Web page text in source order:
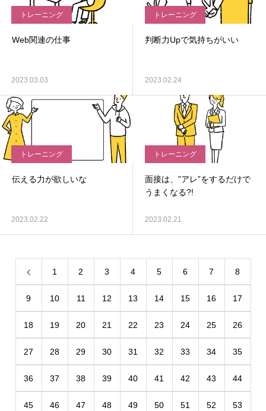
トレーニング
Web関連の仕事
2023.03.03
トレーニング
判断力Upで気持ちがいい
2023.02.24
トレーニング
伝える力が欲しいな
2023.02.22
トレーニング
面接は、”アレ”をするだけで
うまくなる?!
2023.02.21
1 2 3 4 5 6 7 8
9 10 11 12 13 14 15 16 17
18 19 20 21 22 23 24 25 26
27 28 29 30 31 32 33 34 35
36 37 38 39 40 41 42 43 44
45 46 47 48 49 50 51 52 53